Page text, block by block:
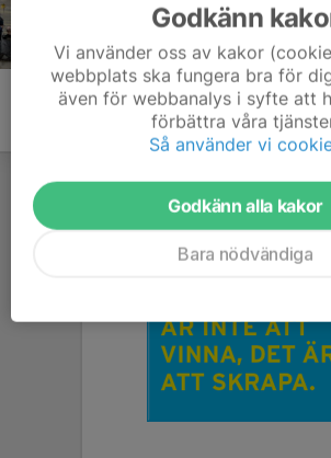
Godkänn
Vi använder oss av kakor
webbplats ska fungera bra för
även för webbanalys i syfte att
förbättra våra
Så använder vi
Godkänn alla kakor
Bara nödvändiga